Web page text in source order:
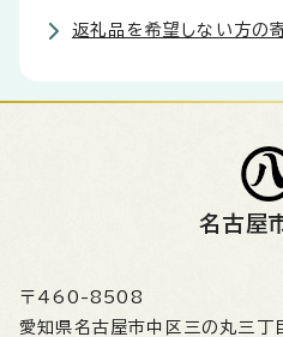
返礼品を希望しない方の
名古屋
〒460-8508
愛知県名古屋市中区三の丸三丁